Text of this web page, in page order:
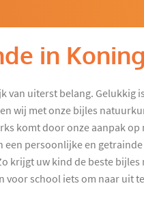
in
van uiterst belang. Gelukkig
wij met onze bijles
komt door onze aanpak
persoonlijke en
krijgt uw kind de beste
voor school iets om naar uit